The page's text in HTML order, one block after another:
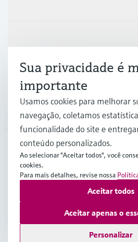
Empresa
BRA•Português
Termos de UtilizaçãoProteção
Termos e Condições Gerais
Sua privacidade é
importante
Usamos cookies para melhorar
navegação, coletamos
funcionalidade do site e
conteúdo personalizados.
Ao selecionar "Aceitar todos", você
cookies.
Para mais detalhes, revise nossa
Personalizar
Aceitar apenas o
Aceitar todos